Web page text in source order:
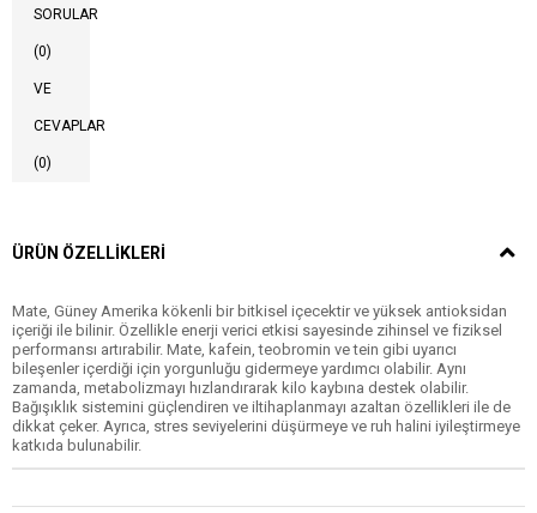
SORULAR
(0)
VE
CEVAPLAR
(0)
ÜRÜN ÖZELLIKLERI
Mate, Güney Amerika kökenli bir bitkisel içecektir ve yüksek antioksidan
içeriği ile bilinir. Özellikle enerji verici etkisi sayesinde zihinsel ve fiziksel
performansı artırabilir. Mate, kafein, teobromin ve tein gibi uyarıcı
bileşenler içerdiği için yorgunluğu gidermeye yardımcı olabilir. Aynı
zamanda, metabolizmayı hızlandırarak kilo kaybına destek olabilir.
Bağışıklık sistemini güçlendiren ve iltihaplanmayı azaltan özellikleri ile de
dikkat çeker. Ayrıca, stres seviyelerini düşürmeye ve ruh halini iyileştirmeye
katkıda bulunabilir.